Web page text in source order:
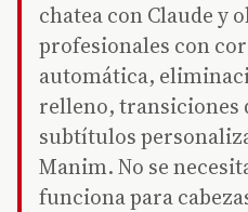
chatea con Claude y
profesionales con
automática,
relleno, transiciones
subtítulos
Manim. No se
funciona para